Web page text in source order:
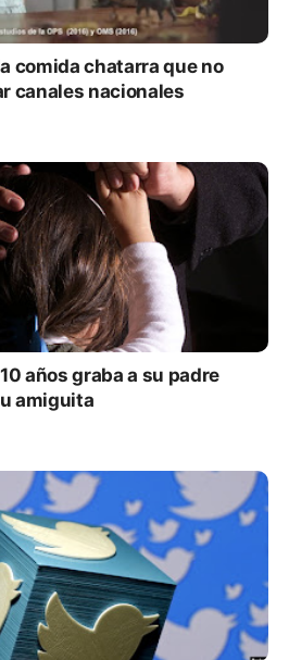
comida chatarra que no
canales nacionales
años graba a su padre
amiguita